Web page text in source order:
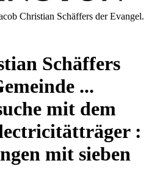
Christian Schäffers der
Schäffers
...
mit dem
:
mit sieben